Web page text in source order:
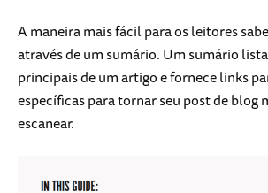
A maneira mais fácil para os leitores
através de um sumário. Um sumário
principais de um artigo e fornece links
específicas para tornar seu post de blog
escanear.